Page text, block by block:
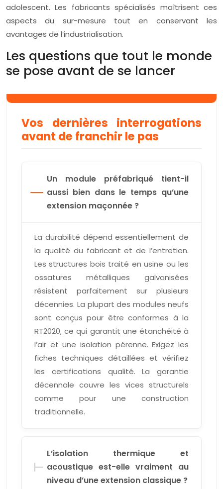
adolescent. Les fabricants spécialisés maîtrisent ces
aspects du sur-mesure tout en conservant les
avantages de l’industrialisation.
Les questions que tout le monde
se pose avant de se lancer
Vos dernières interrogations
avant de franchir le pas
Un module préfabriqué tient-il
aussi bien dans le temps qu’une
extension maçonnée ?
La durabilité dépend essentiellement de
la qualité du fabricant et de l’entretien.
Les structures bois traité en usine ou les
ossatures métalliques galvanisées
résistent parfaitement sur plusieurs
décennies. La plupart des modules neufs
sont conçus pour être conformes à la
RT2020, ce qui garantit une étanchéité à
l’air et une isolation pérenne. Exigez les
fiches techniques détaillées et vérifiez
les certifications qualité. La garantie
décennale couvre les vices structurels
comme pour une construction
traditionnelle.
L’isolation thermique et
acoustique est-elle vraiment au
niveau d’une extension classique ?